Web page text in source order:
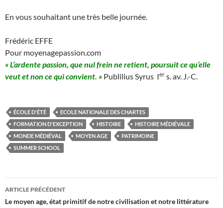
En vous souhaitant une très belle journée.
Frédéric EFFE
Pour moyenagepassion.com
« L’ardente passion, que nul frein ne retient, poursuit ce qu’elle
veut et non ce qui convient. » Publilius Syrus Ier s. av. J.-C.
ÉCOLE D'ÉTÉ
ECOLE NATIONALE DES CHARTES
FORMATION D'EXCEPTION
HISTOIRE
HISTOIRE MÉDIÉVALE
MONDE MÉDIÉVAL
MOYEN AGE
PATRIMOINE
SUMMER SCHOOL
Navigation
des
ARTICLE PRÉCÉDENT
Le moyen age, état primitif de notre civilisation et notre littérature